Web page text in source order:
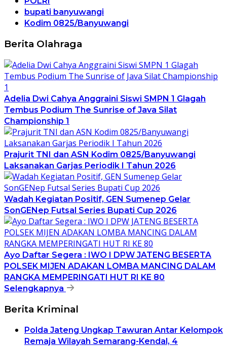
bupati banyuwangi
Kodim 0825/Banyuwangi
Berita Olahraga
Adelia Dwi Cahya Anggraini Siswi SMPN 1 Glagah
Tembus Podium The Sunrise of Java Silat
Championship 1
Prajurit TNI dan ASN Kodim 0825/Banyuwangi
Laksanakan Garjas Periodik I Tahun 2026
Wadah Kegiatan Positif, GEN Sumenep Gelar
SonGENep Futsal Series Bupati Cup 2026
Ayo Daftar Segera : IWO I DPW JATENG BESERTA
POLSEK MIJEN ADAKAN LOMBA MANCING DALAM
RANGKA MEMPERINGATI HUT RI KE 80
Selengkapnya
Berita Kriminal
Polda Jateng Ungkap Tawuran Antar Kelompok
Remaja Wilayah Semarang-Kendal, 4